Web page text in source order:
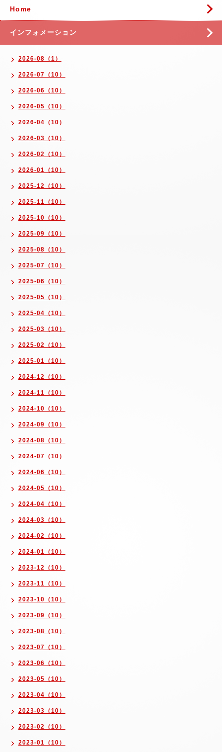
Home
インフォメーション
2026-08（1）
2026-07（10）
2026-06（10）
2026-05（10）
2026-04（10）
2026-03（10）
2026-02（10）
2026-01（10）
2025-12（10）
2025-11（10）
2025-10（10）
2025-09（10）
2025-08（10）
2025-07（10）
2025-06（10）
2025-05（10）
2025-04（10）
2025-03（10）
2025-02（10）
2025-01（10）
2024-12（10）
2024-11（10）
2024-10（10）
2024-09（10）
2024-08（10）
2024-07（10）
2024-06（10）
2024-05（10）
2024-04（10）
2024-03（10）
2024-02（10）
2024-01（10）
2023-12（10）
2023-11（10）
2023-10（10）
2023-09（10）
2023-08（10）
2023-07（10）
2023-06（10）
2023-05（10）
2023-04（10）
2023-03（10）
2023-02（10）
2023-01（10）